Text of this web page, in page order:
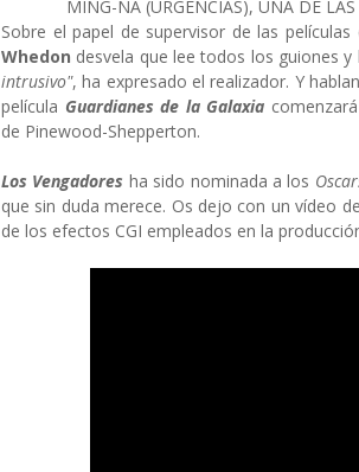
MING-NA (URGENCIAS), UNA DE
Sobre el papel de supervisor de las
Whedon desvela que lee todos los guiones
intrusivo", ha expresado el realizador. Y
película Guardianes de la Galaxia
de Pinewood-Shepperton.
Los Vengadores ha sido nominada a los
que sin duda merece. Os dejo con un vídeo
de los efectos CGI empleados en la